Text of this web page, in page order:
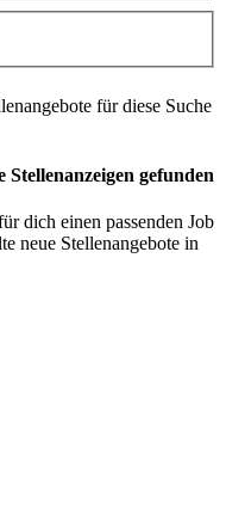
für diese Suche
gefunden
dich einen passenden Job
neue Stellenangebote in